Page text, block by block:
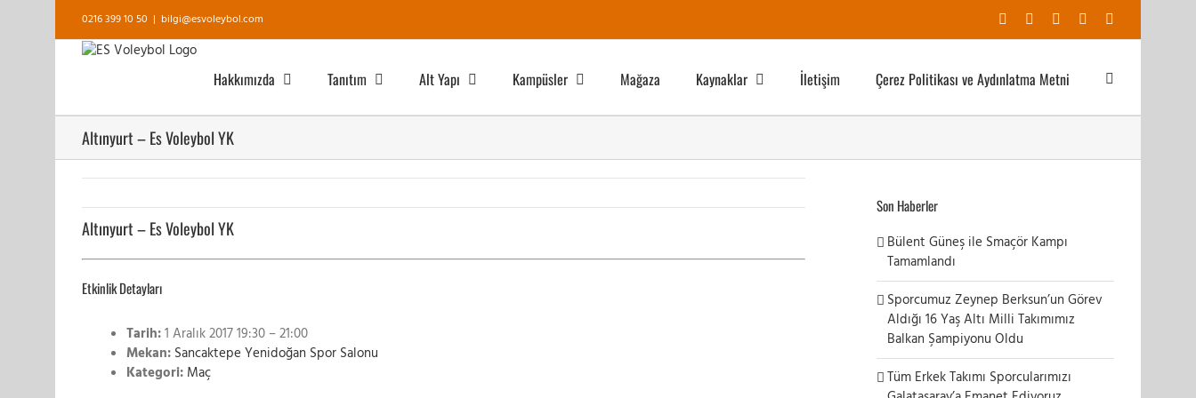
0216 399 10 50 | bilgi@esvoleybol.com Facebook YouTubeInstagram
Hakkımızda Tanıtım Alt Yapı Kampüsler Mağaza Kaynaklar İletişim Çerez Politikası ve Aydınlatma Metni
Altınyurt – Es Voleybol YK
Altınyurt – Es Voleybol YK
Etkinlik Detayları
Tarih:1 Aralık 2017 19:30 –21:00
Mekan: Sancaktepe Yenidoğan Spor Salonu
Kategori: Maç
Son Haberler
Bülent Güneş ile Smaçör Kampı
Tamamlandı
Sporcumuz Zeynep Berksun’un Görev
Aldığı 16 Yaş Altı Milli Takımımız
Balkan Şampiyonu Oldu
Tüm Erkek Takımı Sporcularımızı